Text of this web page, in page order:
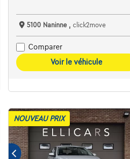
5100 Naninne , click2move
Comparer
Voir le véhicule
NOUVEAU PRIX